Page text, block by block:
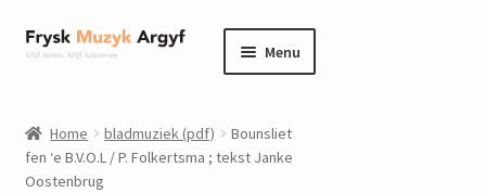
Ga
door
navigatie
Ga
naar
inhoud
Menu
informatie
Submenu
Home bladmuziek (pdf)
Bounsliet
fen ‘e B.V.O.L / P. Folkertsma ; tekst Janke
Oostenbrug